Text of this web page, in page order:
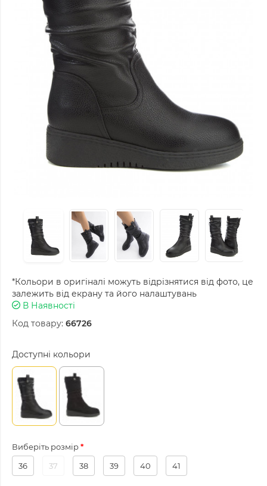
*Кольори в оригіналі можуть відрізнятися від фото, це
залежить від екрану та його налаштувань
В Наявності
Код товару: 66726
Доступні кольори
Виберіть розмір
36
37 38 39 40 41